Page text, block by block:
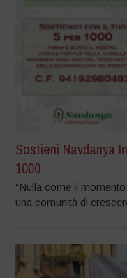
Sostieni Navdanya
1000
“Nulla come il
una comunità di